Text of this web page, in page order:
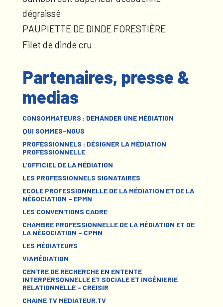
dégraissé
PAUPIETTE DE DINDE FORESTIÈRE
Filet de dinde cru
Partenaires, presse &
medias
CONSOMMATEURS : DEMANDER UNE MÉDIATION
QUI SOMMES-NOUS
PROFESSIONNELS : DÉSIGNER LA MÉDIATION
PROFESSIONNELLE
L’OFFICIEL DE LA MÉDIATION
LES PROFESSIONNELS SIGNATAIRES
ECOLE PROFESSIONNELLE DE LA MÉDIATION ET DE LA
NÉGOCIATION – EPMN
LES CONVENTIONS CADRE
CHAMBRE PROFESSIONNELLE DE LA MÉDIATION ET DE
LA NÉGOCIATION – CPMN
LES MÉDIATEURS
VIAMÉDIATION
CENTRE DE RECHERCHE EN ENTENTE
INTERPERSONNELLE ET SOCIALE ET INGÉNIERIE
RELATIONNELLE – CREISIR
CHAINE TV MEDIATEUR.TV